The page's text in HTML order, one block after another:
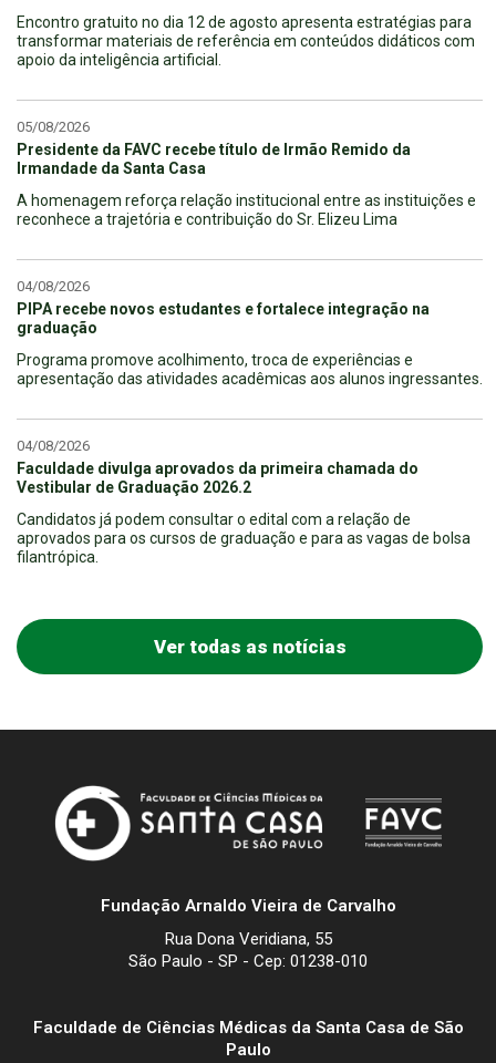
Encontro gratuito no dia 12 de agosto apresenta estratégias para
transformar materiais de referência em conteúdos didáticos com
apoio da inteligência artificial.
05/08/2026
Presidente da FAVC recebe título de Irmão Remido da
Irmandade da Santa Casa
A homenagem reforça relação institucional entre as instituições e
reconhece a trajetória e contribuição do Sr. Elizeu Lima
04/08/2026
PIPA recebe novos estudantes e fortalece integração na
graduação
Programa promove acolhimento, troca de experiências e
apresentação das atividades acadêmicas aos alunos ingressantes.
04/08/2026
Faculdade divulga aprovados da primeira chamada do
Vestibular de Graduação 2026.2
Candidatos já podem consultar o edital com a relação de
aprovados para os cursos de graduação e para as vagas de bolsa
filantrópica.
Ver todas as notícias
Fundação Arnaldo Vieira de Carvalho
Rua Dona Veridiana, 55
São Paulo - SP - Cep: 01238-010
Faculdade de Ciências Médicas da Santa Casa de São
Paulo